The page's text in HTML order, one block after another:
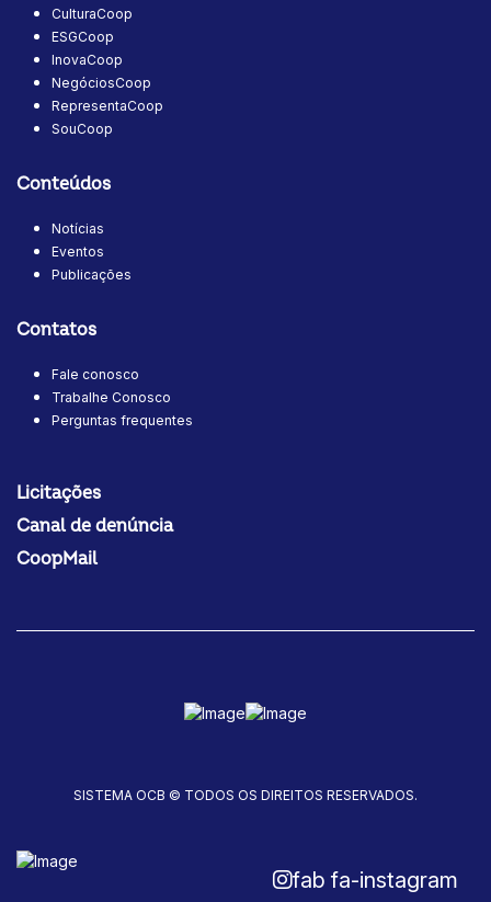
CulturaCoop
ESGCoop
InovaCoop
NegóciosCoop
RepresentaCoop
SouCoop
Conteúdos
Notícias
Eventos
Publicações
Contatos
Fale conosco
Trabalhe Conosco
Perguntas frequentes
Licitações
Canal de denúncia
CoopMail
SISTEMA OCB © TODOS OS DIREITOS RESERVADOS.
fab fa-instagram